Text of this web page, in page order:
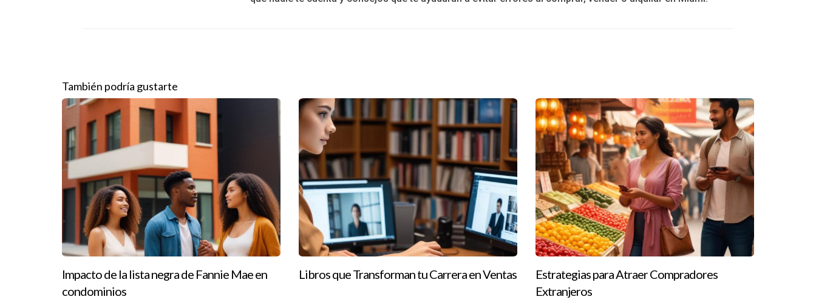
Para ilustrar cómo otros han navegado este proceso, compartimos tres casos prácticos inspiradores:
Caso 1: Laura, La Nueva Agente Inmobiliaria
Laura siempre soñó con trabajar en bienes raíces pero no sabía por dónde empezar. Después de investigar varias opciones, decidió inscribirse en un curso online que
le permitía estudiar a su propio ritmo. Al finalizar el curso, se sintió preparada y confiada para presentar su examen estatal. Hoy, Laura es una agente exitosa y ha
cerrado varias transacciones importantes.
Caso 2: Juan y Su Cambio de Carrera
Juan trabajaba en ventas pero quería cambiar su rumbo profesional. Se inscribió en un curso presencial donde pudo interactuar con instructores y compañeros. Esta
experiencia le ayudó a construir una red valiosa desde el principio. Tras obtener su licencia, Juan comenzó a trabajar con un mentor que lo guió durante sus primeros
meses en el negocio.
Caso 3: María y Su Éxito Rápido
También podría gustarte
Impacto de la lista negra de Fannie Mae en
condominios
Libros que Transforman tu Carrera en Ventas
Estrategias para Atraer Compradores
Extranjeros